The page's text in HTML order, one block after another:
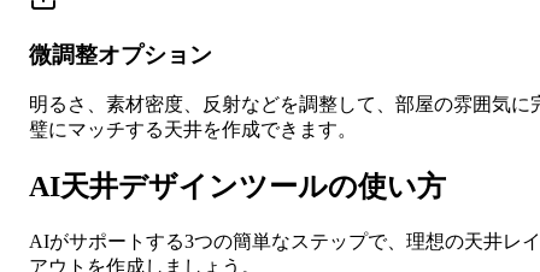
微調整オプション
明るさ、素材密度、反射などを調整して、部屋の雰囲気に
璧にマッチする天井を作成できます。
AI天井デザインツールの使い方
AIがサポートする3つの簡単なステップで、理想の天井レイ
アウトを作成しましょう。